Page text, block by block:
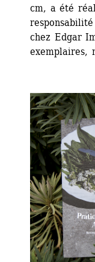
cm, a été
chez Edgar
exemplaires,